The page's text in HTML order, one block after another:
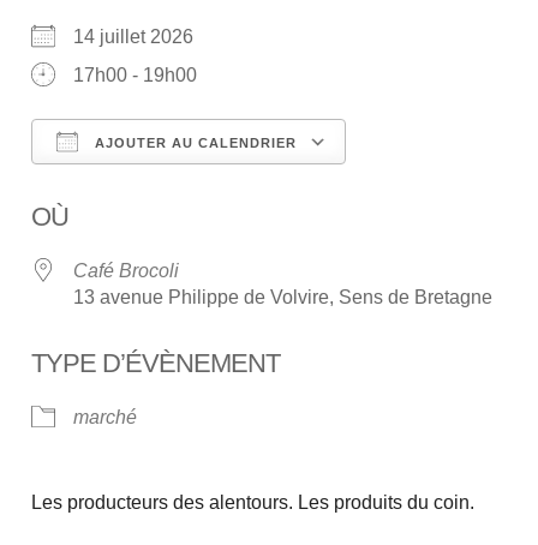
14 juillet 2026
17h00 - 19h00
AJOUTER AU CALENDRIER
OÙ
Café Brocoli
13 avenue Philippe de Volvire, Sens de Bretagne
TYPE D’ÉVÈNEMENT
marché
Les producteurs des alentours. Les produits du coin.